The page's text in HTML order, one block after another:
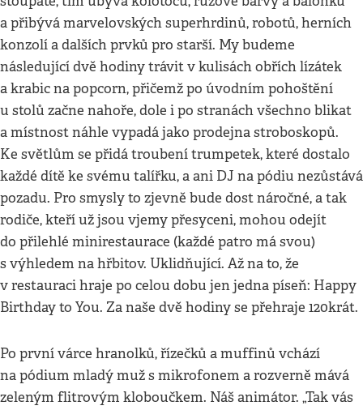
a přibývá marvelovských superhrdinů, robotů, herních
konzolí a dalších prvků pro starší. My budeme
následující dvě hodiny trávit v kulisách obřích lízátek
a krabic na popcorn, přičemž po úvodním pohoštění
u stolů začne nahoře, dole i po stranách všechno blikat
a místnost náhle vypadá jako prodejna stroboskopů.
Ke světlům se přidá troubení trumpetek, které dostalo
každé dítě ke svému talířku, a ani DJ na pódiu nezůstává
pozadu. Pro smysly to zjevně bude dost náročné, a tak
rodiče, kteří už jsou vjemy přesyceni, mohou odejít
do přilehlé minirestaurace (každé patro má svou)
s výhledem na hřbitov. Uklidňující. Až na to, že
v restauraci hraje po celou dobu jen jedna píseň: Happy
Birthday to You. Za naše dvě hodiny se přehraje 120krát.
Po první várce hranolků, řízečků a muffinů vchází
na pódium mladý muž s mikrofonem a rozverně mává
zeleným flitrovým kloboučkem. Náš animátor. „Tak vás